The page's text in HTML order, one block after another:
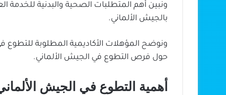
ونبين أهم المتطلبات الصحية والبدنية
بالجيش الألماني.
ونوضح المؤهلات الأكاديمية المطلوبة للتطوع
حول فرص التطوع في الجيش الألماني.
أهمية التطوع في الجيش